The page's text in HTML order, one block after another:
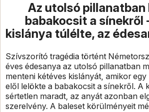
Az utolsó pillanatban
babakocsit a sínekről
kislánya túlélte, az
Szívszorító tragédia történt
éves édesanya az utolsó pillanatban
menteni kétéves kislányát, amikor
elől lelökte a babakocsit a sínekről. A
sértetlen maradt, az anyát azonban
szerelvény. A baleset körülményeit